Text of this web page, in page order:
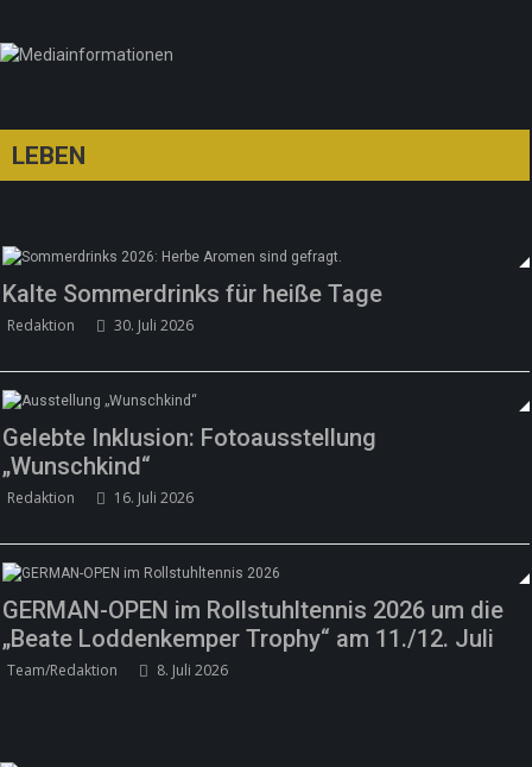
LEBEN
Kalte Sommerdrinks für heiße Tage
Redaktion 30. Juli 2026
Gelebte Inklusion: Fotoausstellung
„Wunschkind“
Redaktion 16. Juli 2026
GERMAN-OPEN im Rollstuhltennis 2026 um die
„Beate Loddenkemper Trophy“ am 11./12. Juli
Team/Redaktion 8. Juli 2026